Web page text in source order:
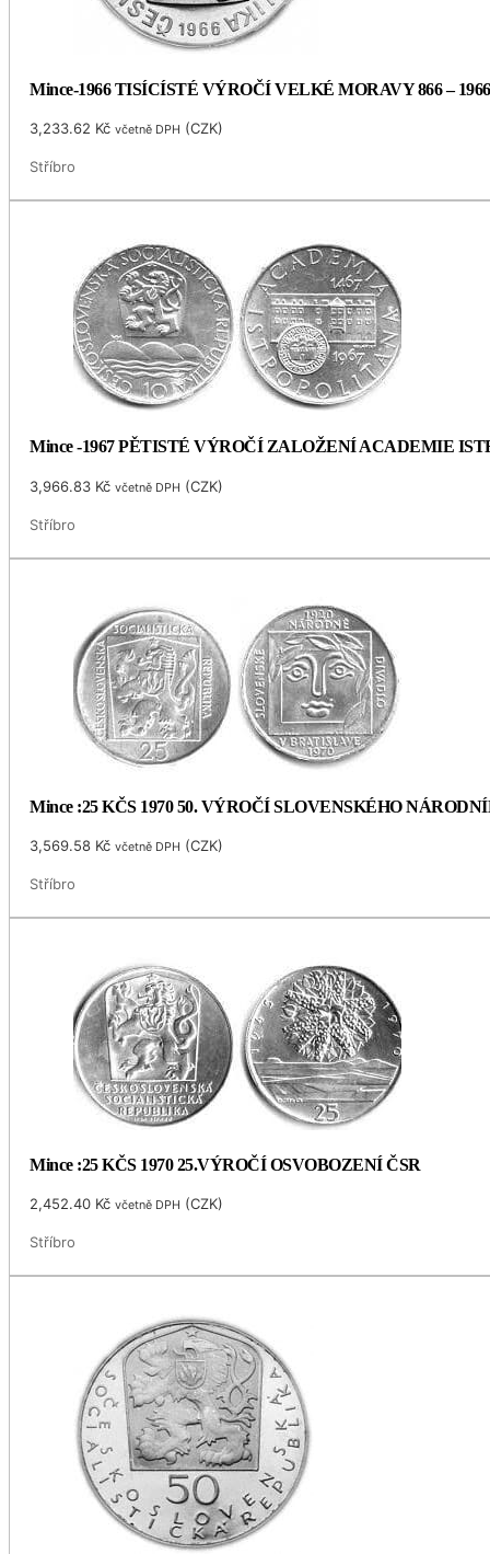
Mince-1966 TISÍCÍSTÉ VÝROČÍ VELKÉ MORAVY 866 – 1966
3,233.62 Kč včetně DPH (CZK)
Stříbro
Mince -1967 PĚTISTÉ VÝROČÍ ZALOŽENÍ ACADEMIE
3,966.83 Kč včetně DPH (CZK)
Stříbro
Mince :25 KČS 1970 50. VÝROČÍ SLOVENSKÉHO
3,569.58 Kč včetně DPH (CZK)
Stříbro
Mince :25 KČS 1970 25.VÝROČÍ OSVOBOZENÍ ČSR
2,452.40 Kč včetně DPH (CZK)
Stříbro